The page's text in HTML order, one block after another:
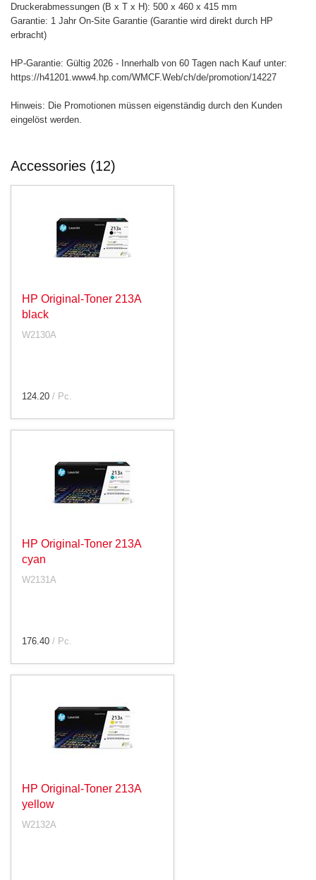
Druckerabmessungen (B x T x H): 500 x 460 x 415 mm
Garantie: 1 Jahr On-Site Garantie (Garantie wird direkt durch HP
erbracht)
HP-Garantie: Gültig 2026 - Innerhalb von 60 Tagen nach Kauf unter:
https://h41201.www4.hp.com/WMCF.Web/ch/de/promotion/14227
Hinweis: Die Promotionen müssen eigenständig durch den Kunden
eingelöst werden.
Accessories (12)
HP Original-Toner 213A
black
W2130A
124.20 / Pc.
HP Original-Toner 213A
cyan
W2131A
176.40 / Pc.
HP Original-Toner 213A
yellow
W2132A